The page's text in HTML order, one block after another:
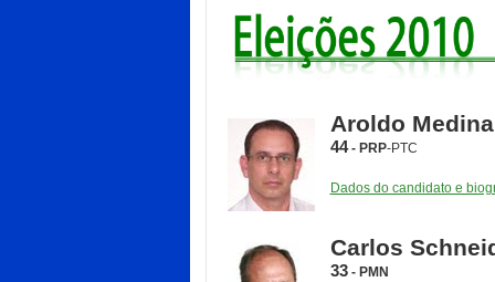
Aroldo Medina
44- PRP-PTC
Dados do candidato e
Carlos
33- PMN